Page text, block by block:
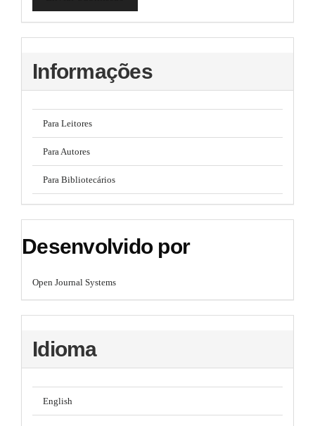
Informações
Para Leitores
Para Autores
Para Bibliotecários
Desenvolvido por
Open Journal Systems
Idioma
English